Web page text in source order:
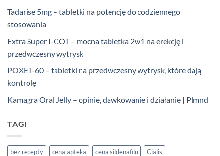
Tadarise 5mg – tabletki na potencję do codziennego
stosowania
Extra Super I-COT – mocna tabletka 2w1 na erekcję i
przedwczesny wytrysk
POXET-60 – tabletki na przedwczesny wytrysk, które dają
kontrolę
Kamagra Oral Jelly – opinie, dawkowanie i działanie | Plmnd
TAGI
bez recepty cena apteka cena sildenafilu
Cialis